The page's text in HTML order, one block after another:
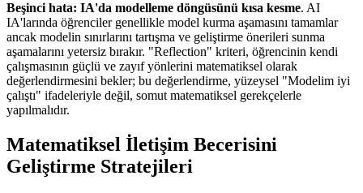
Beşinci hata: IA'da modelleme döngüsünü kısa kesme. AI
IA'larında öğrenciler genellikle model kurma aşamasını tamamlar
ancak modelin sınırlarını tartışma ve geliştirme önerileri sunma
aşamalarını yetersiz bırakır. "Reflection" kriteri, öğrencinin kendi
çalışmasının güçlü ve zayıf yönlerini matematiksel olarak
değerlendirmesini bekler; bu değerlendirme, yüzeysel "Modelim iyi
çalıştı" ifadeleriyle değil, somut matematiksel gerekçelerle
yapılmalıdır.
Matematiksel İletişim Becerisini
Geliştirme Stratejileri